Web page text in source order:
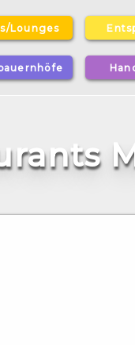
s/Lounges Ents
bauern höfe Han